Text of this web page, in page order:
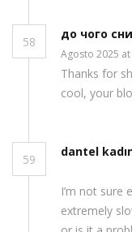
58
до чого
Agosto 2025
Thanks for
cool, your
59
dantel
I’m not sure
extremely